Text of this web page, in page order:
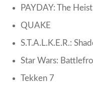
PAYDAY: The Heist
QUAKE
S.T.A.L.K.E.R.:
Star Wars:
Tekken 7